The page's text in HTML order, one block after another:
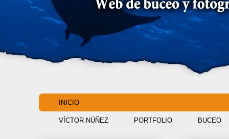
INICIO
VÍCTOR NÚÑEZ PORTFOLIO BUCEO